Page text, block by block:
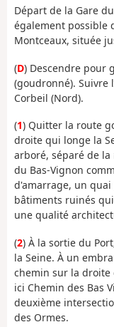
Départ de la Gare
également possible
Montceaux, située
(D) Descendre pour
(goudronné).
Corbeil (Nord).
(1) Quitter la route
droite qui longe la
arboré, séparé de
du Bas-Vignon
d'amarrage, un quai
bâtiments ruinés
une qualité
(2) À la sortie du
la Seine. À un
chemin sur la droite
ici Chemin des Bas
deuxième
des Ormes.